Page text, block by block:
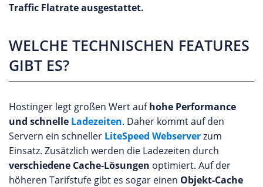
Traffic Flatrate ausgestattet.
WELCHE TECHNISCHEN FEATURES
GIBT ES?
Hostinger legt großen Wert aufhohe Performance
und schnelle Ladezeiten. Daher kommt auf den
Servern ein schneller LiteSpeed Webserverzum
Einsatz. Zusätzlich werden die Ladezeiten durch
verschiedene Cache-Lösungen optimiert. Auf der
höheren Tarifstufe gibt es sogar einen Objekt-Cache